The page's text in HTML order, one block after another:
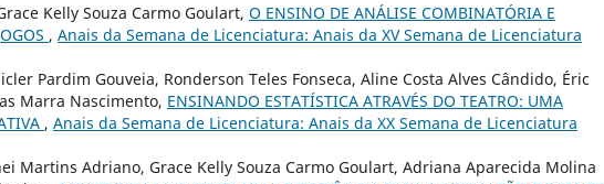
Kelly Souza Carmo Goulart, O ENSINO DE ANÁLISE COMBINATÓRIA E
, Anais da Semana de Licenciatura: Anais da XV Semana de Licenciatura
Pardim Gouveia, Ronderson Teles Fonseca, Aline Costa Alves Cândido, Éric
Marra Nascimento, ENSINANDO ESTATÍSTICA ATRAVÉS DO TEATRO: UMA
, Anais da Semana de Licenciatura: Anais da XX Semana de Licenciatura
Martins Adriano, Grace Kelly Souza Carmo Goulart, Adriana Aparecida Molina